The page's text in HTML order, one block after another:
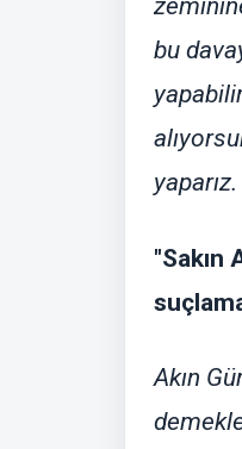
bu
yaparız.
"Sakın
Akın